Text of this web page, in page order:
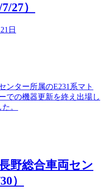
27）
日
ンター所属のE231系マト
での機器更新を終え出場し
。
野総合車両セン
）